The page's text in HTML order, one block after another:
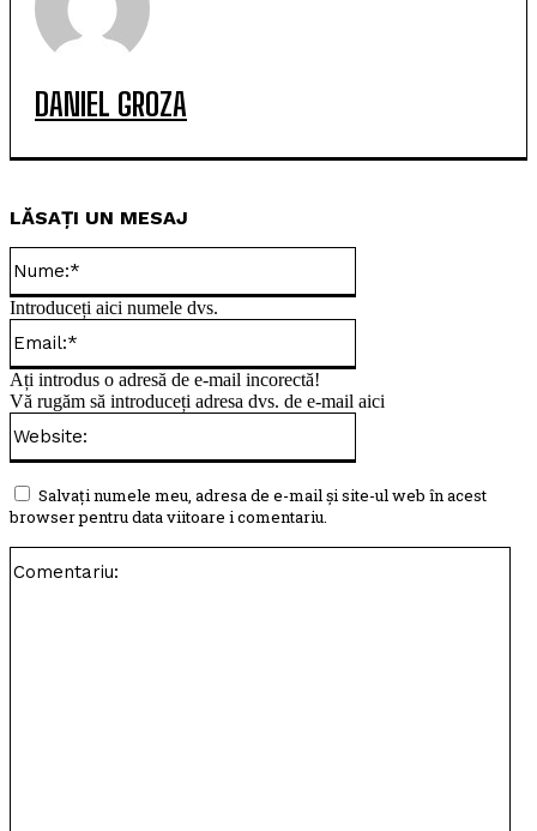
DANIEL GROZA
LĂSAȚI UN MESAJ
Introduceți aici numele dvs.
Ați introdus o adresă de e-mail incorectă!
Vă rugăm să introduceți adresa dvs. de e-mail aici
Salvați numele meu, adresa de e-mail și site-ul web în acest
browser pentru data viitoare i comentariu.